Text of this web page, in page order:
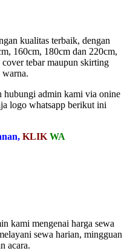
kualitas terbaik, dengan
160cm, 180cm dan 220cm,
tebar maupun skirting
warna.
hubungi admin kami via onine
logo whatsapp berikut ini
KLIK WA
kami mengenai harga sewa
sewa harian, mingguan
acara.